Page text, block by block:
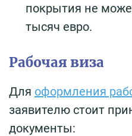
покрытия не
тысяч евро.
Рабочая виза
Для оформления
заявителю стоит
документы: